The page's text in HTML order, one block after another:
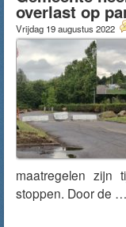
overlast op
Vrijdag 19 augustus 2022
maatregelen zijn
stoppen. Door de …